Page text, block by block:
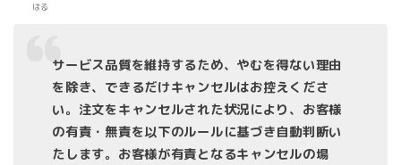
はる
サービス品質を維持するため、やむを得ない理由
を除き、できるだけキャンセルはお控えくださ
い。注文をキャンセルされた状況により、お客様
の有責・無責を以下のルールに基づき自動判断い
たします。お客様が有責となるキャンセルの場